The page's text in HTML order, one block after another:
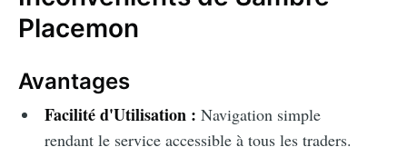
Placemon
Avantages
Facilité d'Utilisation : Navigation simple
rendant le service accessible à tous les traders.